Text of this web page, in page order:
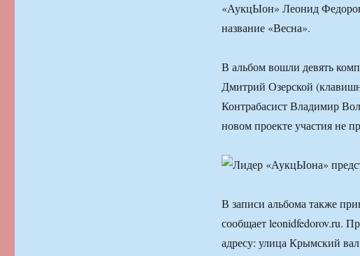
«АукцЫон» Леонид
название «Весна».
В альбом вошли девять
Дмитрий Озерской
Контрабасист Владимир
новом проекте участия не
В записи альбома также
сообщает leonidfedorov.ru.
адресу: улица Крымский